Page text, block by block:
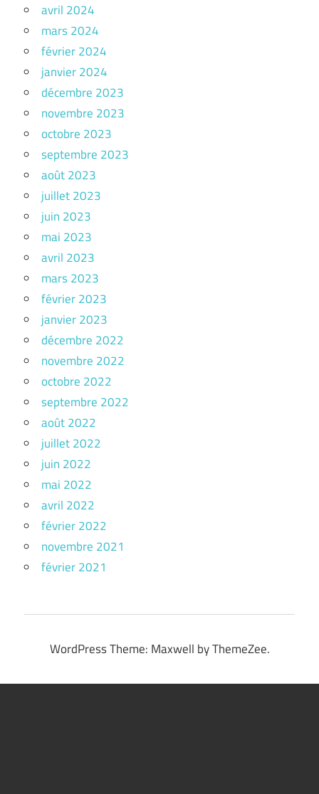
avril 2024
mars 2024
février 2024
janvier 2024
décembre 2023
novembre 2023
octobre 2023
septembre 2023
août 2023
juillet 2023
juin 2023
mai 2023
avril 2023
mars 2023
février 2023
janvier 2023
décembre 2022
novembre 2022
octobre 2022
septembre 2022
août 2022
juillet 2022
juin 2022
mai 2022
avril 2022
février 2022
novembre 2021
février 2021
WordPress Theme: Maxwell by ThemeZee.